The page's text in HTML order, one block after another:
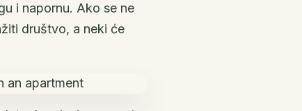
i napornu. Ako se ne
društvo, a neki će